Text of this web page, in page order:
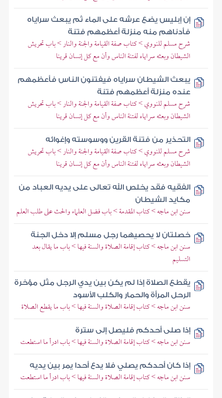
إن إبليس يضع عرشه على الماء ثم يبعث سراياه
فأدناهم منه منزلة أعظمهم فتنة
شرح مسلم للنووي > كتاب صفة القيامة والجنة والنار > باب تحريش
الشيطان وبعثه سراياه لفتنة الناس وأن مع كل إنسان قرينا
يبعث الشيطان سراياه فيفتنون الناس فأعظمهم
عنده منزلة أعظمهم فتنة
شرح مسلم للنووي > كتاب صفة القيامة والجنة والنار > باب تحريش
الشيطان وبعثه سراياه لفتنة الناس وأن مع كل إنسان قرينا
التحذير من فتنة القرين ووسوسته وإغوائه
شرح مسلم للنووي > كتاب صفة القيامة والجنة والنار > باب تحريش
الشيطان وبعثه سراياه لفتنة الناس وأن مع كل إنسان قرينا
الفقيه فقد يخلص الله تعالى على يديه العباد من
مكايد الشيطان
سنن ابن ماجه > كتاب المقدمة > باب فضل العلماء والحث على طلب العلم
خصلتان لا يحصيهما رجل مسلم إلا دخل الجنة
سنن ابن ماجه > كتاب إقامة الصلاة والسنة فيها > باب ما يقال بعد
التسليم
يقطع الصلاة إذا لم يكن بين يدي الرجل مثل مؤخرة
الرحل المرأة والحمار والكلب الأسود
سنن ابن ماجه > كتاب إقامة الصلاة والسنة فيها > باب ما يقطع الصلاة
إذا صلى أحدكم فليصل إلى سترة
سنن ابن ماجه > كتاب إقامة الصلاة والسنة فيها > باب ادرأ ما استطعت
إذا كان أحدكم يصلي فلا يدع أحدا يمر بين يديه
سنن ابن ماجه > كتاب إقامة الصلاة والسنة فيها > باب ادرأ ما استطعت